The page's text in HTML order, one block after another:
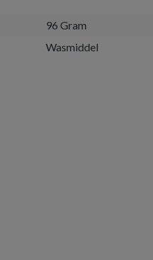
96 Gram
Wasmiddel